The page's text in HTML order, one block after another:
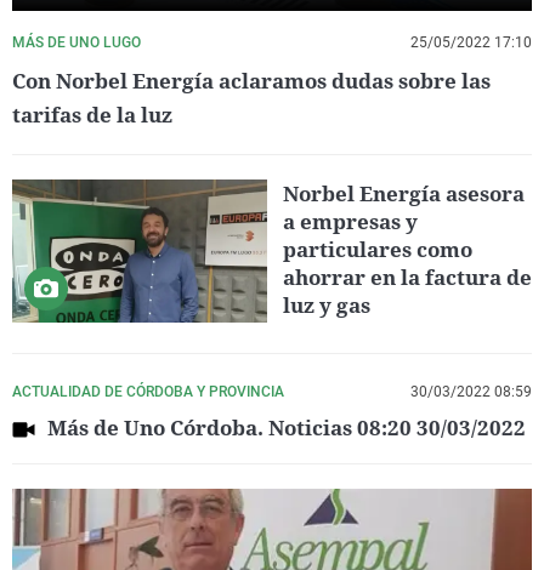
MÁS DE UNO LUGO 25/05/2022 17:10
Con Norbel Energía aclaramos dudas sobre las
tarifas de la luz
Norbel Energía asesora
a empresas y
particulares como
ahorrar en la factura de
luz y gas
ACTUALIDAD DE CÓRDOBA Y PROVINCIA 30/03/2022 08:59
Más de Uno Córdoba. Noticias 08:20 30/03/2022